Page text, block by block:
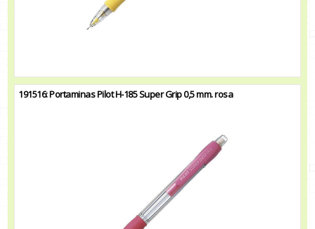
191516: Portaminas Pilot H-185 Super Grip 0,5 mm. rosa